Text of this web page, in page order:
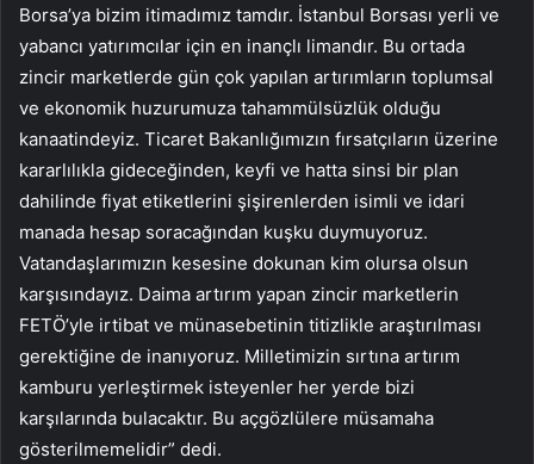
Borsa’ya bizim itimadımız tamdır. İstanbul Borsası yerli ve
yabancı yatırımcılar için en inançlı limandır. Bu ortada
zincir marketlerde gün çok yapılan artırımların toplumsal
ve ekonomik huzurumuza tahammülsüzlük olduğu
kanaatindeyiz. Ticaret Bakanlığımızın fırsatçıların üzerine
kararlılıkla gideceğinden, keyfi ve hatta sinsi bir plan
dahilinde fiyat etiketlerini şişirenlerden isimli ve idari
manada hesap soracağından kuşku duymuyoruz.
Vatandaşlarımızın kesesine dokunan kim olursa olsun
karşısındayız. Daima artırım yapan zincir marketlerin
FETÖ’yle irtibat ve münasebetinin titizlikle araştırılması
gerektiğine de inanıyoruz. Milletimizin sırtına artırım
kamburu yerleştirmek isteyenler her yerde bizi
karşılarında bulacaktır. Bu açgözlülere müsamaha
gösterilmemelidir” dedi.